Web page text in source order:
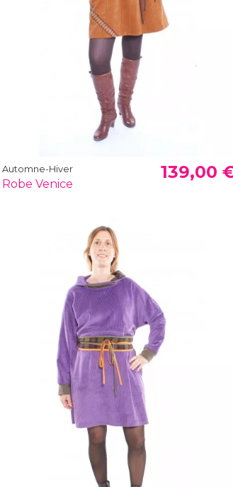
Automne-Hiver
Robe Venice
139,00